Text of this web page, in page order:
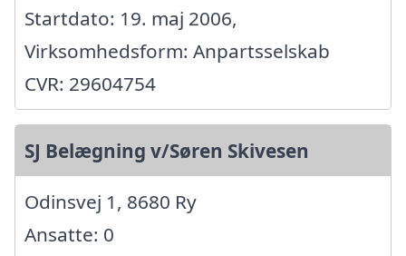
Startdato: 19. maj 2006,
Virksomhedsform: Anpartsselskab
CVR: 29604754
SJ Belægning v/Søren Skivesen
Odinsvej 1, 8680 Ry
Ansatte: 0